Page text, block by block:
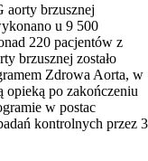
aorty brzusznej
u 9 500
220 pacjentów z
brzusznej zostało
Zdrowa Aorta, w
opieką po zakończeniu
w postac
kontrolnych przez 3